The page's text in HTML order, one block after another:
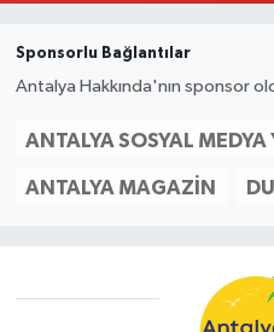
Sponsorlu Bağlantılar
Antalya Hakkında'nın sponsor
ANTALYA SOSYAL MEDYA
ANTALYA MAGAZIN